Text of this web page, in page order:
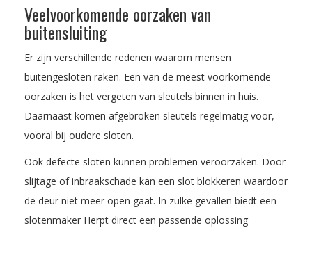
Veelvoorkomende oorzaken van
buitensluiting
Er zijn verschillende redenen waarom mensen
buitengesloten raken. Een van de meest voorkomende
oorzaken is het vergeten van sleutels binnen in huis.
Daarnaast komen afgebroken sleutels regelmatig voor,
vooral bij oudere sloten.
Ook defecte sloten kunnen problemen veroorzaken. Door
slijtage of inbraakschade kan een slot blokkeren waardoor
de deur niet meer open gaat. In zulke gevallen biedt een
slotenmaker Herpt direct een passende oplossing